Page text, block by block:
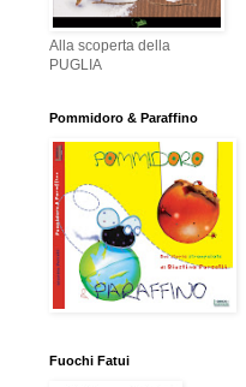
Alla scoperta della
PUGLIA
Pommidoro & Paraffino
Fuochi Fatui